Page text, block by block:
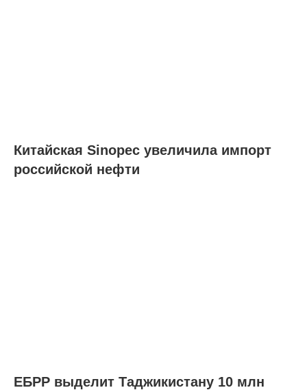
Китайская Sinopec увеличила импорт
российской нефти
ЕБРР выделит Таджикистану 10 млн